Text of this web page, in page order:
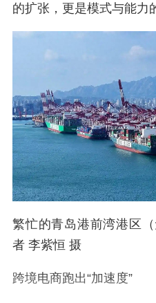
的扩张，更是模式与能力
繁忙的青岛港前湾港区
者 李紫恒 摄
跨境电商跑出“加速度”